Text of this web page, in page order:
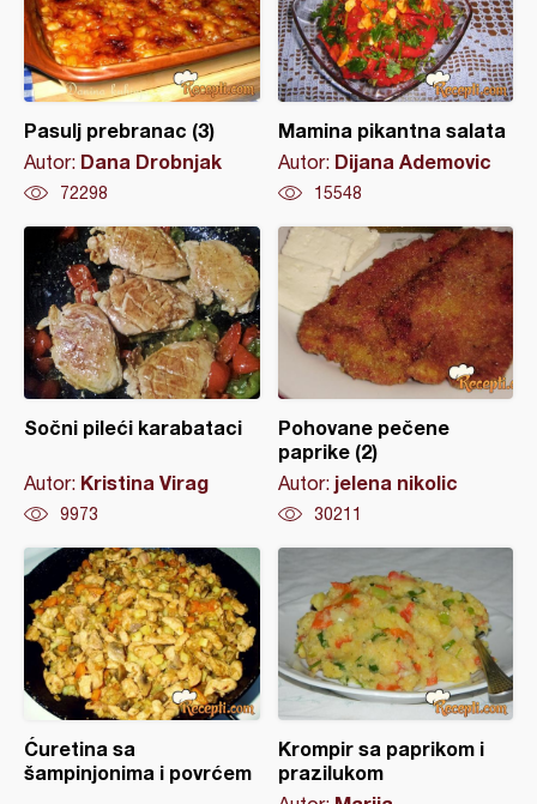
Pasulj prebranac (3)
Autor: Dana Drobnjak
72298
Mamina pikantna salata
Autor: Dijana Ademovic
15548
Sočni pileći karabataci
Autor: Kristina Virag
9973
Pohovane pečene
paprike (2)
Autor: jelena nikolic
30211
Ćuretina sa
šampinjonima i povrćem
Krompir sa paprikom i
prazilukom